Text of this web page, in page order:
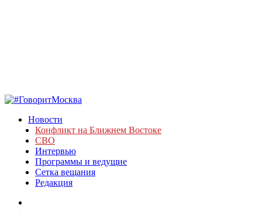
Новости
Конфликт на Ближнем Востоке
СВО
Интервью
Программы и ведущие
Сетка вещания
Редакция